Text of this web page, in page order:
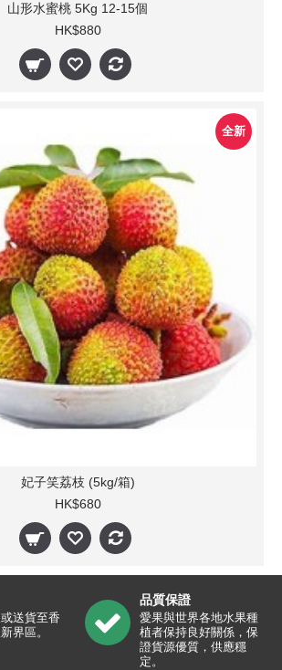
山形水蜜桃 5Kg 12-15個
HK$880
全新
妃子笑荔枝 (5kg/箱)
HK$680
送貨至香
界區。
品質保證
愛果與世界各地水果種
植者保持良好關係，保
證貨源優質，供應穩
定。